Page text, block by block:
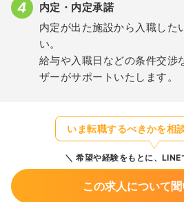
内定・内定承諾
内定が出た施設から入職した
い。
給与や入職日などの条件交渉
ザーがサポートいたします。
いま転職するべきかを相
希望や経験をもとに、LINE
この求人について